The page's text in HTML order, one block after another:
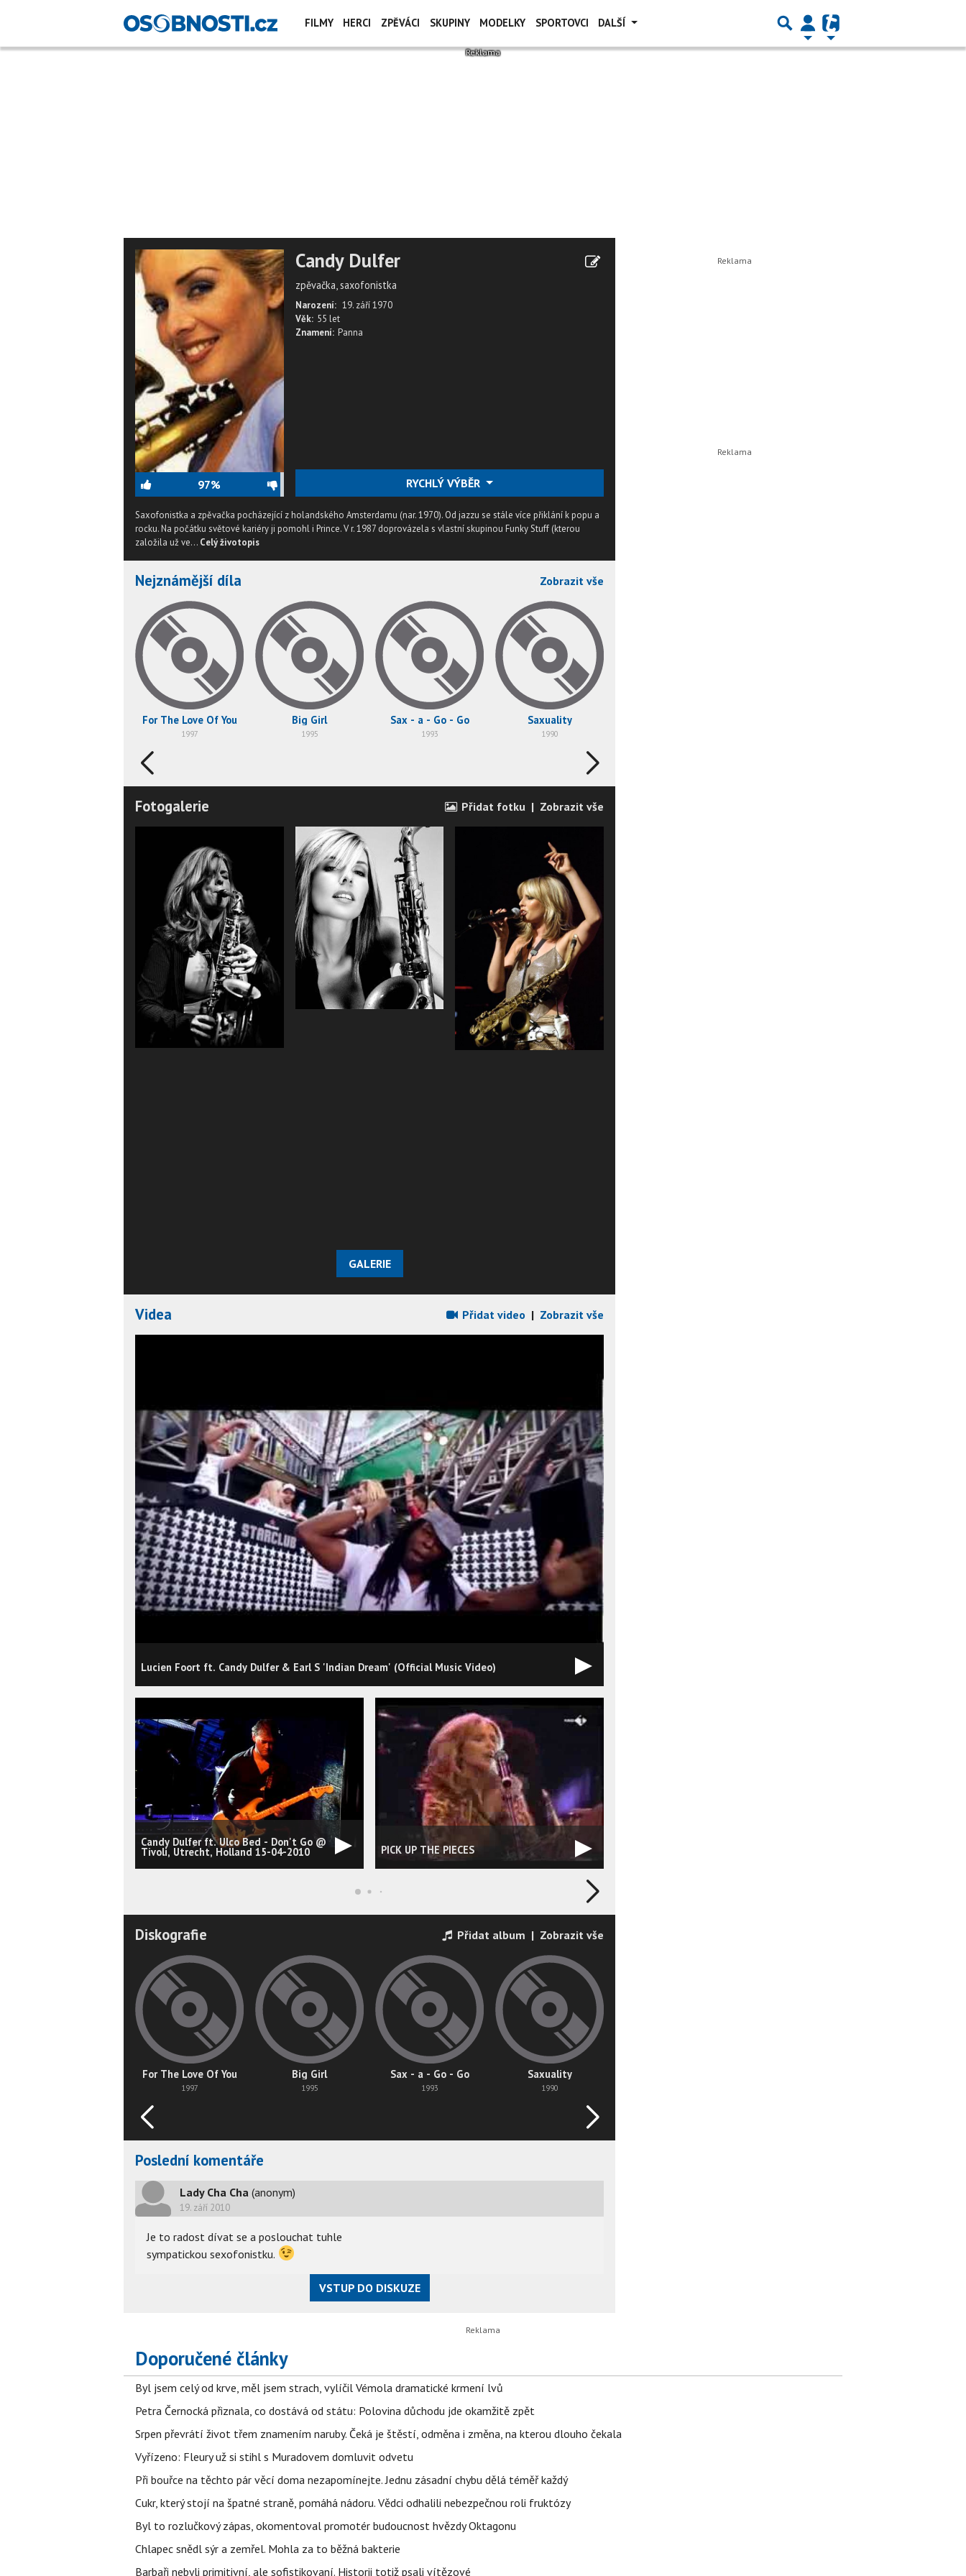
FILMY HERCI ZPĚVÁCI SKUPINY MODELKY SPORTOVCI DALŠÍ
97%
Candy Dulfer
zpěvačka, saxofonistka
Narození: 19. září 1970
Věk: 55 let
Znamení: Panna
RYCHLÝ VÝBĚR
Saxofonistka a zpěvačka pocházející z holandského Amsterdamu (nar. 1970). Od jazzu se stále více přiklání k popu a
rocku. Na počátku světové kariéry ji pomohl i Prince. V r. 1987 doprovázela s vlastní skupinou Funky Stuff (kterou
založila už ve... Celý životopis
Nejznámější díla Zobrazit vše
For The Love Of You
1997
Big Girl
1995
Sax - a - Go - Go
1993
Saxuality
1990
Fotogalerie Přidat fotku | Zobrazit vše
GALERIE
Videa Přidat video | Zobrazit vše
Lucien Foort ft. Candy Dulfer & Earl S 'Indian Dream' (Official Music Video)
Candy Dulfer ft. Ulco Bed - Don't Go @
Tivoli, Utrecht, Holland 15-04-2010 PICK UP THE PIECES
Diskografie Přidat album | Zobrazit vše
For The Love Of You
1997
Big Girl
1995
Sax - a - Go - Go
1993
Saxuality
1990
Poslední komentáře
Lady Cha Cha (anonym)
19. září 2010
Je to radost dívat se a poslouchat tuhle
sympatickou sexofonistku.
VSTUP DO DISKUZE
Doporučené články
Byl jsem celý od krve, měl jsem strach, vylíčil Vémola dramatické krmení lvů
Petra Černocká přiznala, co dostává od státu: Polovina důchodu jde okamžitě zpět
Srpen převrátí život třem znamením naruby. Čeká je štěstí, odměna i změna, na kterou dlouho čekala
Vyřízeno: Fleury už si stihl s Muradovem domluvit odvetu
Při bouřce na těchto pár věcí doma nezapomínejte. Jednu zásadní chybu dělá téměř každý
Cukr, který stojí na špatné straně, pomáhá nádoru. Vědci odhalili nebezpečnou roli fruktózy
Byl to rozlučkový zápas, okomentoval promotér budoucnost hvězdy Oktagonu
Chlapec snědl sýr a zemřel. Mohla za to běžná bakterie
Barbaři nebyli primitivní, ale sofistikovaní. Historii totiž psali vítězové